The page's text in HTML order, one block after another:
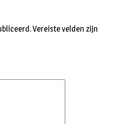
Vereiste velden zijn